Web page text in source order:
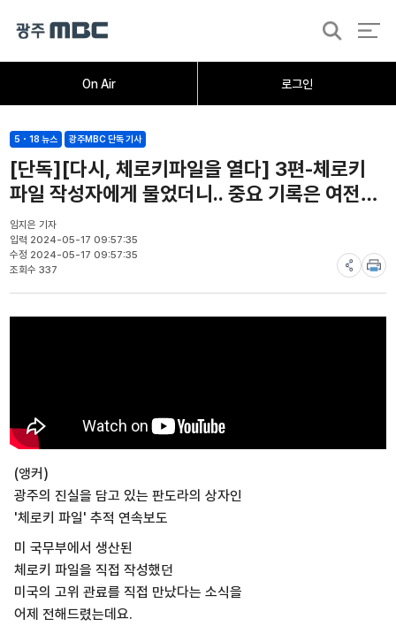
On Air 로그인
검
오늘의뉴스뉴스데스크 취재가시작되자
5・18 뉴스 광주MBC 단독 기사
[단독][다시, 체로키파일을 열다] 3편-체로키
파일 작성자에게 물었더니.. 중요 기록은 여전히
미공개
임지은 기자
입력 2024-05-17 09:57:35
수정 2024-05-17 09:57:35
조회수 337
(앵커)
광주의 진실을 담고 있는 판도라의 상자인
'체로키 파일' 추적 연속보도
미 국무부에서 생산된
체로키 파일을 직접 작성했던
미국의 고위 관료를 직접 만났다는 소식을
어제 전해드렸는데요.